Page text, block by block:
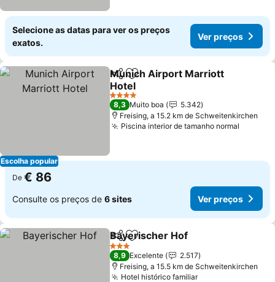
Selecione as datas para ver os preços
exatos.
Ver preços
Escolha popular
PartilharAdicionar aos favoritos
Munich Airport Marriott
Hotel
4 Estrelas
8,3 Muito boa
5.342
Freising, a 15.2 km de Schweitenkirchen
Piscina interior de tamanho normal
De € 86
Consulte os preços de 6 sites Ver preços
PartilharAdicionar aos favoritos
Bayerischer Hof
3 Estrelas
8,9 Excelente
2.517
Freising, a 15.5 km de Schweitenkirchen
Hotel histórico familiar